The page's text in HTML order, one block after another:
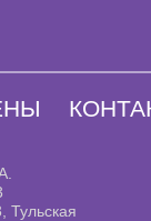
Тульская